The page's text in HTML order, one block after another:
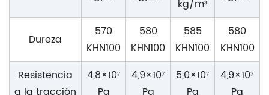
kg/m³
Dureza
570
KHN100
580
KHN100
585
KHN100
580
KHN100
Resistencia
a la tracción
4,8×10⁷
Pa
4,9×10⁷
Pa
5,0×10⁷
Pa
4,9×10⁷
Pa